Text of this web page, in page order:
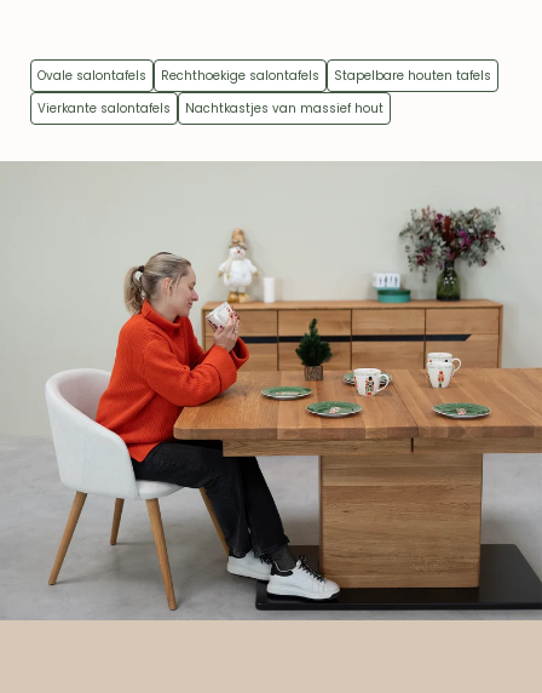
Ovale salontafels Rechthoekige salontafels
Stapelbare houten tafels
Vierkante salontafels
Nachtkastjes van massief hout